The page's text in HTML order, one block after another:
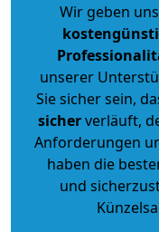
Wir geben
unserer
Sie sicher sein,
sicherverläuft,
Anforderungen
haben die
und